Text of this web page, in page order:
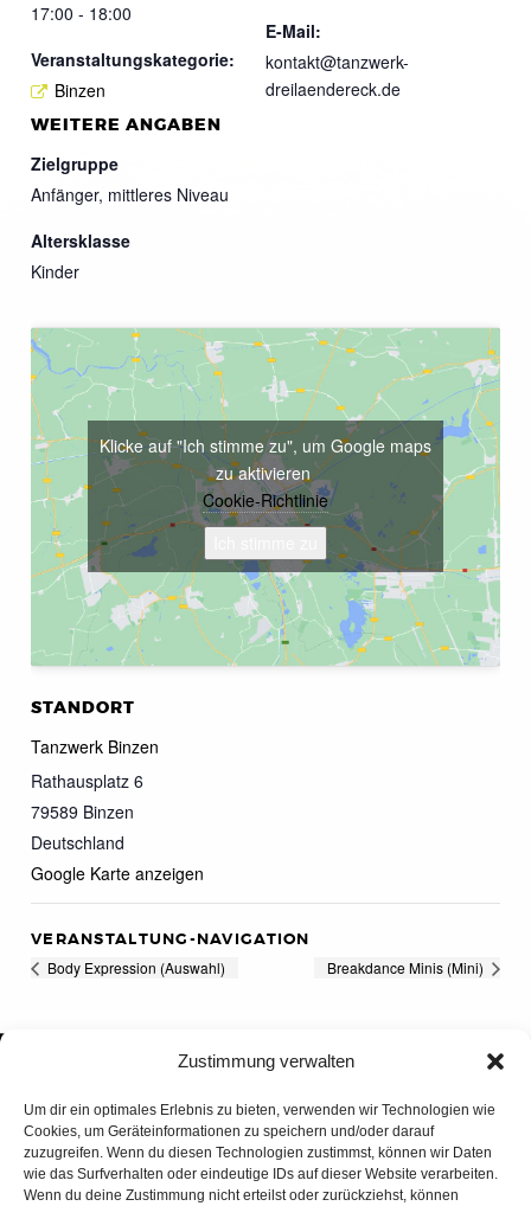
Zustimmung verwalten
Um dir ein optimales Erlebnis zu bieten, verwenden wir Technologien wie
Cookies, um Geräteinformationen zu speichern und/oder darauf
zuzugreifen. Wenn du diesen Technologien zustimmst, können wir Daten
wie das Surfverhalten oder eindeutige IDs auf dieser Website verarbeiten.
Wenn du deine Zustimmung nicht erteilst oder zurückziehst, können
17:00 - 18:00
Veranstaltungskategorie:
Binzen
E-Mail:
kontakt@tanzwerk-
dreilaendereck.de
WEITERE ANGABEN
Zielgruppe
Anfänger, mittleres Niveau
Altersklasse
Kinder
STANDORT
Tanzwerk Binzen
Rathausplatz 6
79589 Binzen
Deutschland
Google Karte anzeigen
Klicke auf "Ich stimme zu", um Google maps
zu aktivieren
Cookie-Richtlinie
VERANSTALTUNG-NAVIGATION
Body Expression (Auswahl) Breakdance Minis (Mini)